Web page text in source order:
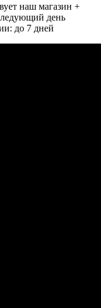
наш магазин +
день
до 7 дней